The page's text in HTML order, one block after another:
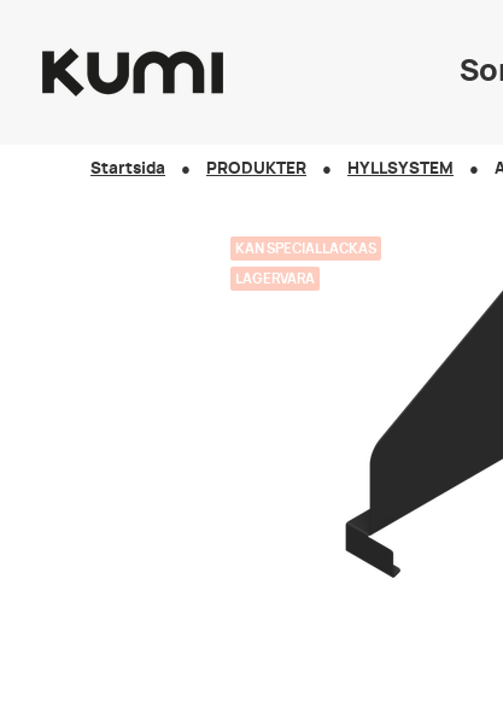
Startsida PRODUKTER HYLLSYSTEM
KAN SPECIALLACKAS
LAGERVARA